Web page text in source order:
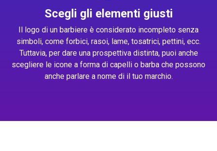
Scegli gli elementi giusti
Il logo di un barbiere è considerato incompleto senza
simboli, come forbici, rasoi, lame, tosatrici, pettini, ecc.
Tuttavia, per dare una prospettiva distinta, puoi anche
scegliere le icone a forma di capelli o barba che possono
anche parlare a nome di il tuo marchio.